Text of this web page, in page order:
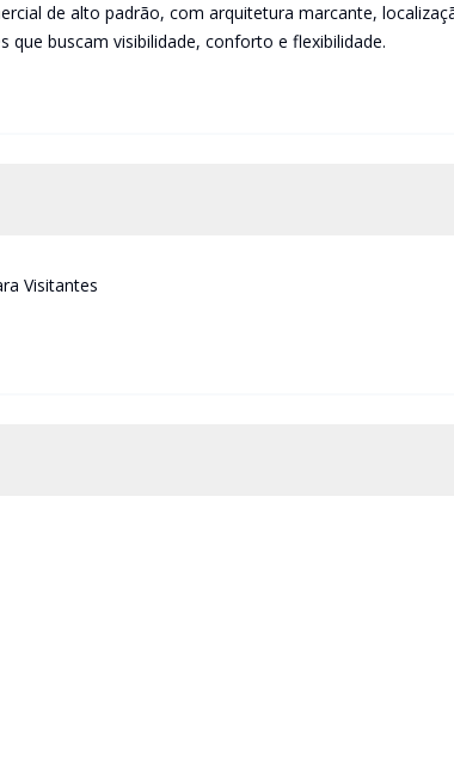
de alto padrão, com arquitetura marcante,
que buscam visibilidade, conforto e flexibilidade.
Visitantes